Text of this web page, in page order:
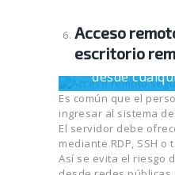
Acceso
escritorio
Acceso remoto
desde
Es común que el
ingresar al sistema
El servidor debe
mediante RDP, SSH o
Así se evita el riesgo